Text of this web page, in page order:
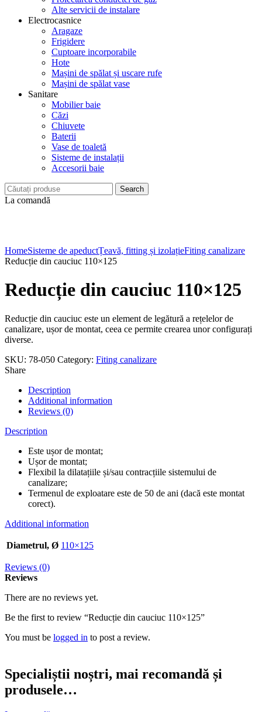
Alte servicii de instalare
Electrocasnice
Aragaze
Frigidere
Cuptoare incorporabile
Hote
Mașini de spălat și uscare rufe
Mașini de spălat vase
Sanitare
Mobilier baie
Căzi
Chiuvete
Baterii
Vase de toaletă
Sisteme de instalații
Accesorii baie
Search
La comandă
HomeSisteme de apeductȚeavă, fitting și izolațieFiting canalizare
Reducție din cauciuc 110×125
Reducție din cauciuc 110×125
Reducție din cauciuc este un element de legătură a rețelelor de
canalizare, ușor de montat, ceea ce permite crearea unor configurați
diverse.
SKU: 78-050 Category: Fiting canalizare
Share
Description
Additional information
Reviews (0)
Description
Este ușor de montat;
Ușor de montat;
Flexibil la dilatațiile și/sau contracțiile sistemului de
canalizare;
Termenul de exploatare este de 50 de ani (dacă este montat
corect).
Additional information
Diametrul, Ø 110×125
Reviews (0)
Reviews
There are no reviews yet.
Be the first to review “Reducție din cauciuc 110×125”
You must be logged in to post a review.
Specialiștii noștri, mai recomandă și
produsele…